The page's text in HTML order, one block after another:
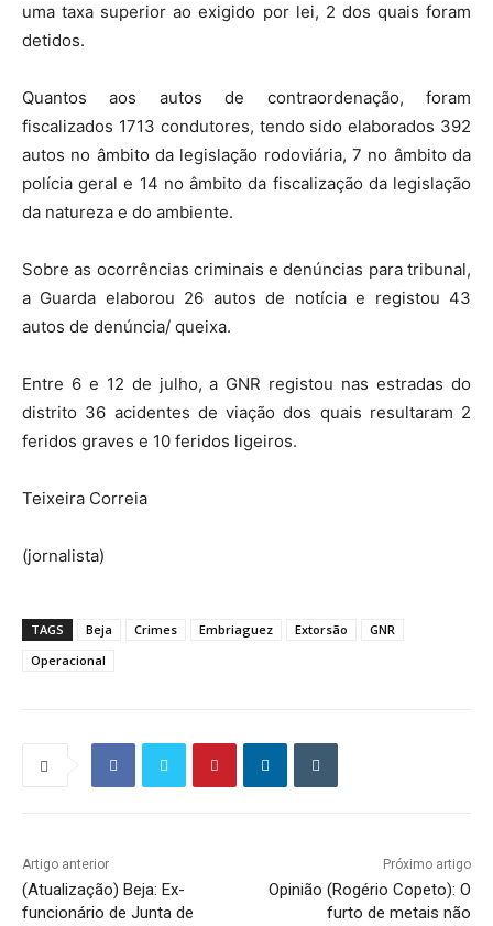
uma taxa superior ao exigido por lei, 2 dos quais foram
detidos.
Quantos aos autos de contraordenação, foram
fiscalizados 1713 condutores, tendo sido elaborados 392
autos no âmbito da legislação rodoviária, 7 no âmbito da
polícia geral e 14 no âmbito da fiscalização da legislação
da natureza e do ambiente.
Sobre as ocorrências criminais e denúncias para tribunal,
a Guarda elaborou 26 autos de notícia e registou 43
autos de denúncia/ queixa.
Entre 6 e 12 de julho, a GNR registou nas estradas do
distrito 36 acidentes de viação dos quais resultaram 2
feridos graves e 10 feridos ligeiros.
Teixeira Correia
(jornalista)
TAGS Beja Crimes Embriaguez Extorsão
GNR
Operacional
Artigo anterior
(Atualização) Beja: Ex-
funcionário de Junta de
Próximo artigo
Opinião (Rogério Copeto): O
furto de metais não